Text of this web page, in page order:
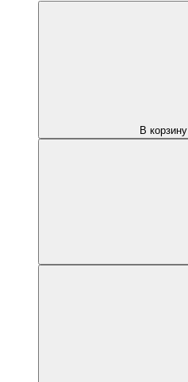
В корзину